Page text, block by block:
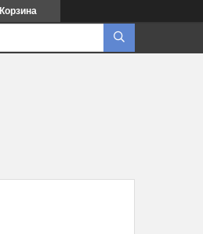
Корзина